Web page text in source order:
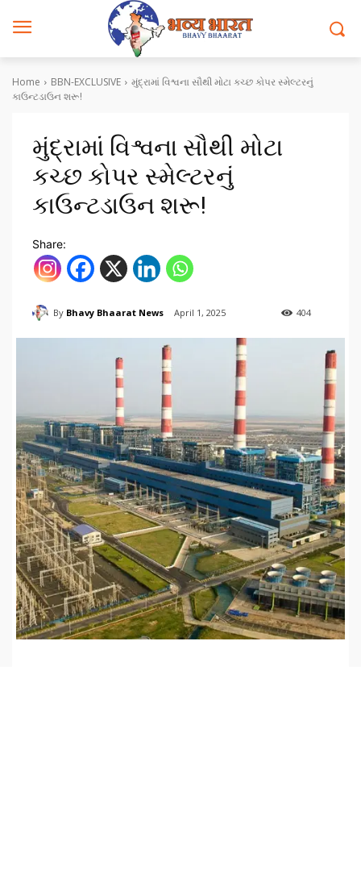
Home BBN-EXCLUSIVE
મુંદ્રામાં વિશ્વના સૌથી મોટા કચ્છ કોપર સ્મેલ્ટરનું
કાઉન્ટડાઉન શરૂ!
મુંદ્રામાં વિશ્વના સૌથી મોટા
કચ્છ કોપર સ્મેલ્ટરનું
કાઉન્ટડાઉન શરૂ!
Share:
By Bhavy Bhaarat News April 1, 2025 404